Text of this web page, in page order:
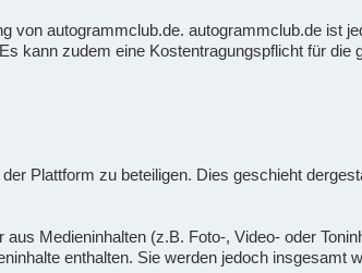
von autogrammclub.de. autogrammclub.de ist
kann zudem eine Kostentragungspflicht für die
Plattform zu beteiligen. Dies geschieht
Medieninhalten (z.B. Foto-, Video- oder
enthalten. Sie werden jedoch insgesamt